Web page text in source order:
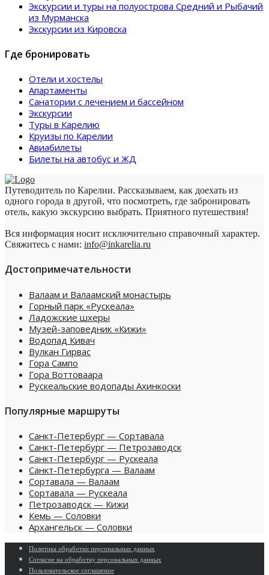
Экскурсии и туры на полуострова Средний и Рыбачий
из Мурманска
Экскурсии из Кировска
Где бронировать
Отели и хостелы
Апартаменты
Санатории с лечением и бассейном
Экскурсии
Туры в Карелию
Круизы по Карелии
Авиабилеты
Билеты на автобус и ЖД
Путеводитель по Карелии. Рассказываем, как доехать из
одного города в другой, что посмотреть, где забронировать
отель, какую экскурсию выбрать. Приятного путешествия!
Вся информация носит исключительно справочный характер.
Свяжитесь с нами: info@inkarelia.ru
Достопримечательности
Валаам и Валаамский монастырь
Горный парк «Рускеала»
Ладожские шхеры
Музей-заповедник «Кижи»
Водопад Кивач
Вулкан Гирвас
Гора Сампо
Гора Воттоваара
Рускеальские водопады Ахинкоски
Популярные маршруты
Санкт-Петербург — Сортавала
Санкт-Петербург — Петрозаводск
Санкт-Петербург — Рускеала
Санкт-Петербурга — Валаам
Сортавала — Валаам
Сортавала — Рускеала
Петрозаводск — Кижи
Кемь — Соловки
Архангельск — Соловки
Политика обработки персональных данных
Согласие на обработку персональных данных
Пользовательское cоглашение